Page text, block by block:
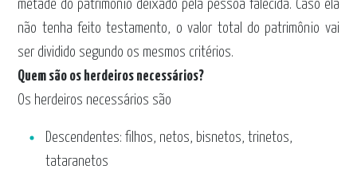
metade do patrimônio deixado pela pessoa falecida. Caso ela
não tenha feito testamento, o valor total do patrimônio vai
ser dividido segundo os mesmos critérios.
Quem são os herdeiros necessários?
Os herdeiros necessários são
Descendentes: filhos, netos, bisnetos, trinetos,
tataranetos